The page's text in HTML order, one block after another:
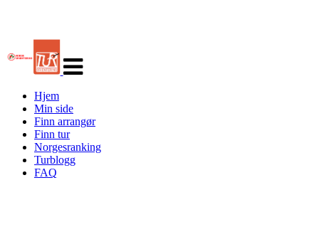
navigasjon
Hjem
Min side
Finn arrangør
Finn tur
Norgesranking
Turblogg
FAQ